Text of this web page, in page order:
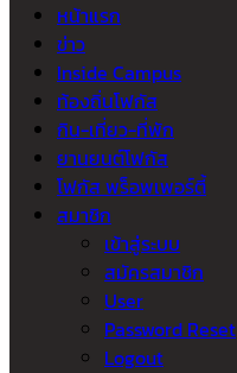
หน้าแรก
ข่าว
Inside Campus
ท้องถิ่นโฟกัส
กิน-เที่ยว-ที่พัก
ยานยนต์โฟกัส
โฟกัส พร็อพเพอร์ตี้
สมาชิก
เข้าสู่ระบบ
สมัครสมาชิก
User
Password Reset
Logout